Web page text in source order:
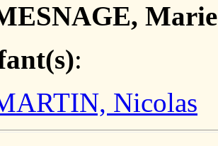
Marie
:
Nicolas